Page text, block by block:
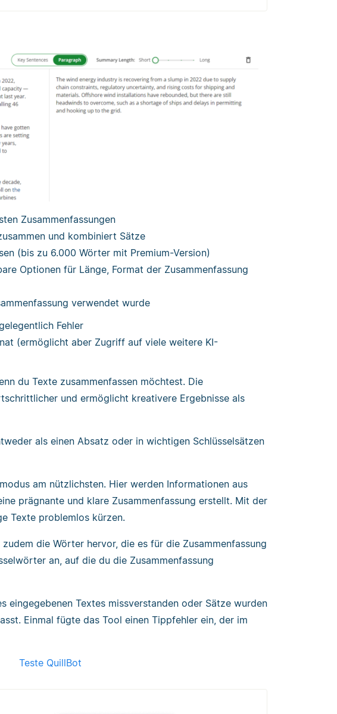
Zusammenfassungen
und kombiniert Sätze
(bis zu 6.000 Wörter mit Premium-Version)
Optionen für Länge, Format der Zusammenfassung
verwendet wurde
Fehler
(ermöglicht aber Zugriff auf viele weitere KI-
du Texte zusammenfassen möchtest. Die
und ermöglicht kreativere Ergebnisse als
als einen Absatz oder in wichtigen Schlüsselsätzen
am nützlichsten. Hier werden Informationen aus
prägnante und klare Zusammenfassung erstellt. Mit der
Texte problemlos kürzen.
die Wörter hervor, die es für die Zusammenfassung
an, auf die du die Zusammenfassung
eingegebenen Textes missverstanden oder Sätze wurden
Einmal fügte das Tool einen Tippfehler ein, der im
Teste QuillBot